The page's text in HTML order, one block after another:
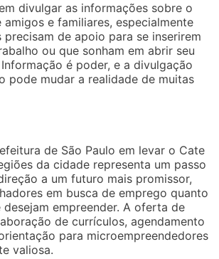
divulgar as informações sobre o
e familiares, especialmente
precisam de apoio para se inserirem
ou que sonham em abrir seu
é poder, e a divulgação
pode mudar a realidade de muitas
de São Paulo em levar o Cate
da cidade representa um passo
a um futuro mais promissor,
em busca de emprego quanto
desejam empreender. A oferta de
de currículos, agendamento
para microempreendedores
valiosa.